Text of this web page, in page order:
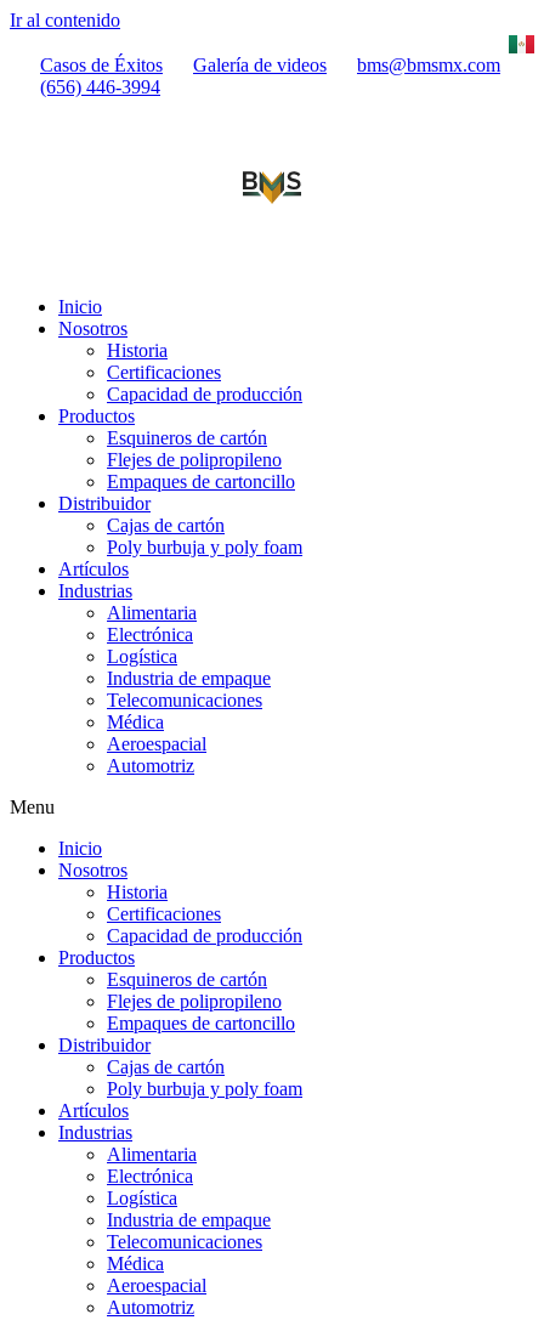
Ir al contenido
Casos de Éxitos Galería de videos
bms@bmsmx.com
(656) 446-3994
Inicio
Nosotros
Historia
Certificaciones
Capacidad de producción
Productos
Esquineros de cartón
Flejes de polipropileno
Empaques de cartoncillo
Distribuidor
Cajas de cartón
Poly burbuja y poly foam
Artículos
Industrias
Alimentaria
Electrónica
Logística
Industria de empaque
Telecomunicaciones
Médica
Aeroespacial
Automotriz
Menu
Inicio
Nosotros
Historia
Certificaciones
Capacidad de producción
Productos
Esquineros de cartón
Flejes de polipropileno
Empaques de cartoncillo
Distribuidor
Cajas de cartón
Poly burbuja y poly foam
Artículos
Industrias
Alimentaria
Electrónica
Logística
Industria de empaque
Telecomunicaciones
Médica
Aeroespacial
Automotriz